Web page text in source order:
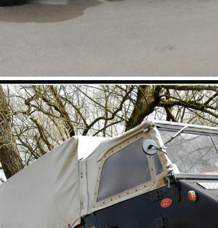
Photo bâche d’une